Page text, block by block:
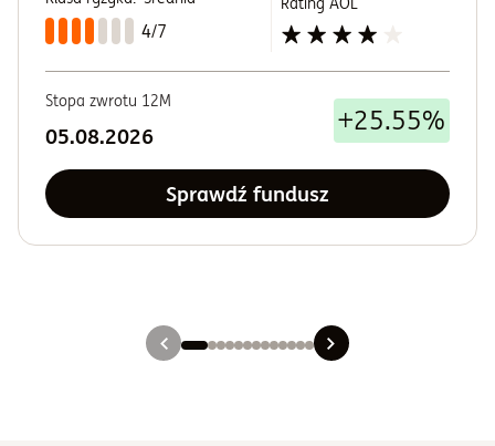
4/7
Stopa zwrotu 12M
05.08.2026 +25.55%
Sprawdź fundusz
Slajd 8
Slajd 9
Slajd 10
Slajd 11
Slajd 12
Slajd 13